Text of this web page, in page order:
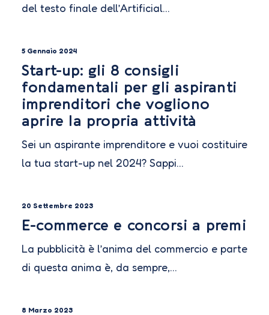
del testo finale dell’Artificial…
5 Gennaio 2024
Start-up: gli 8 consigli
fondamentali per gli aspiranti
imprenditori che vogliono
aprire la propria attività
Sei un aspirante imprenditore e vuoi costituire
la tua start-up nel 2024? Sappi…
20 Settembre 2023
E-commerce e concorsi a premi
La pubblicità è l’anima del commercio e parte
di questa anima è, da sempre,…
8 Marzo 2023